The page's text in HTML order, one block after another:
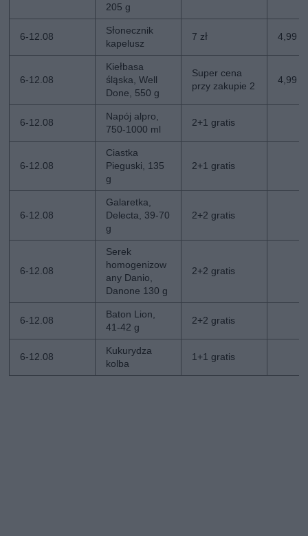
205 g
6-12.08
Słonecznik
kapelusz
7 zł 4,99
6-12.08
Kiełbasa
śląska, Well
Done, 550 g
Super cena
przy zakupie 2
4,99
6-12.08
Napój alpro,
750-1000 ml
2+1 gratis
6-12.08
Ciastka
Pieguski, 135
g
2+1 gratis
6-12.08
Galaretka,
Delecta, 39-70
g
2+2 gratis
6-12.08
Serek
homogenizow
any Danio,
Danone 130 g
2+2 gratis
6-12.08
Baton Lion,
41-42 g
2+2 gratis
6-12.08
Kukurydza
kolba
1+1 gratis